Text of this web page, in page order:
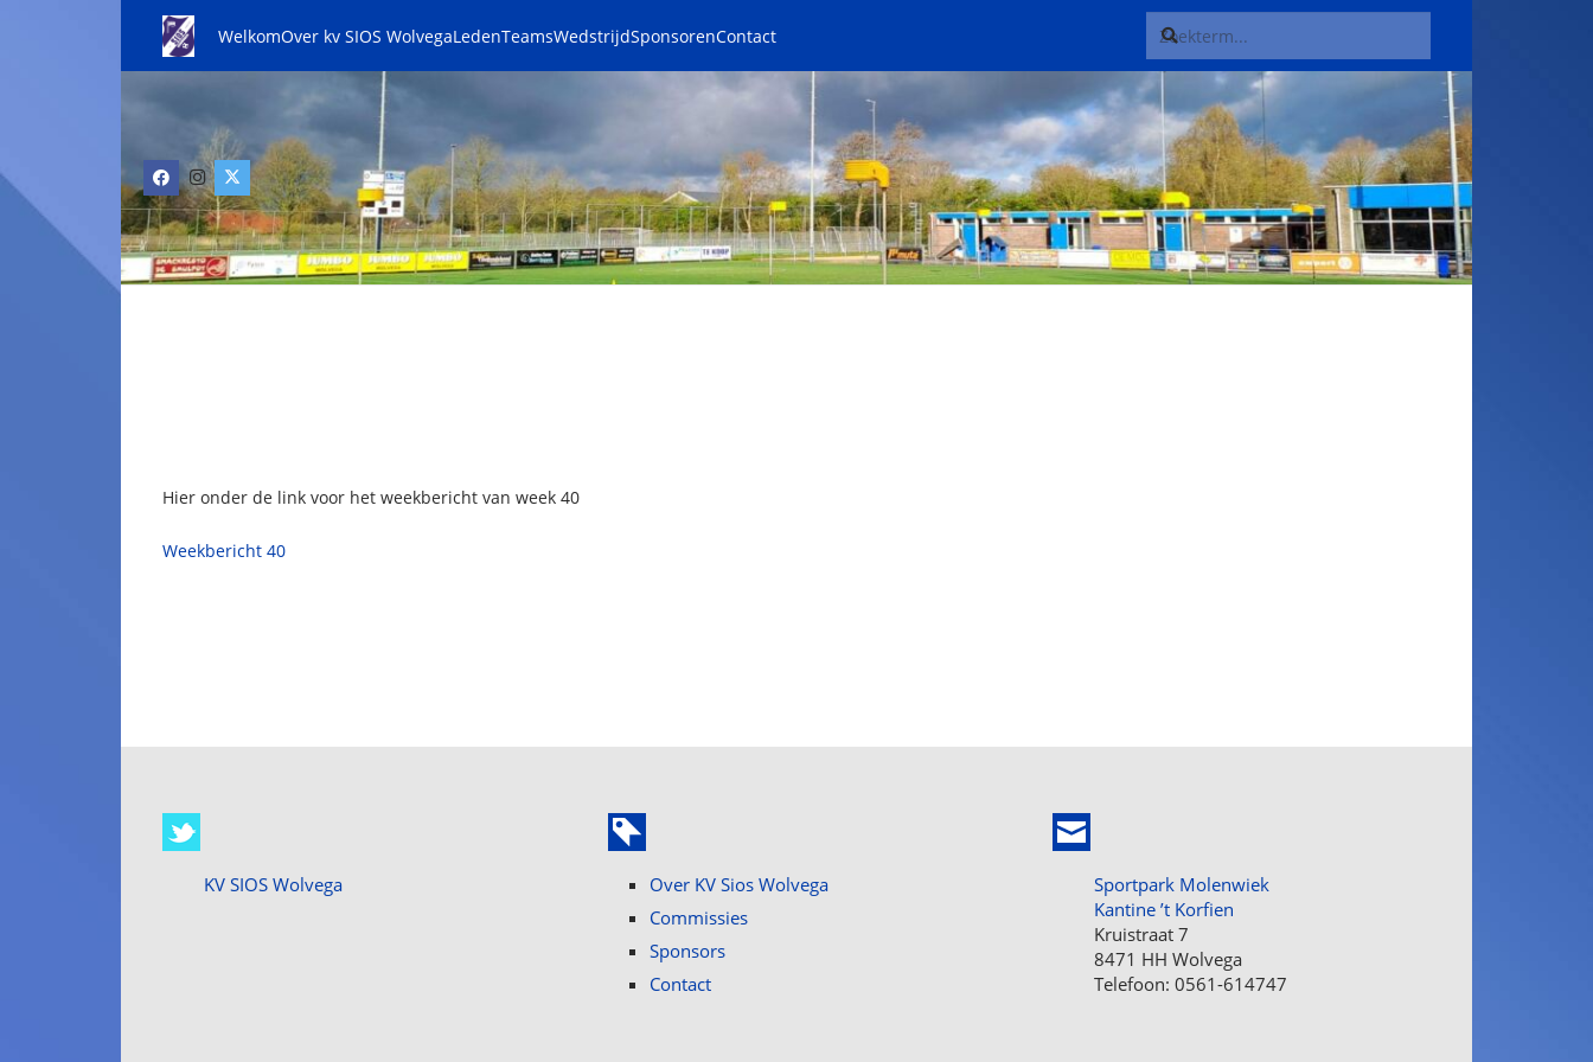
WelkomOver kv SIOS WolvegaLedenTeamsWedstrijdSponsorenContact
Hier onder de link voor het weekbericht van week 40
Weekbericht 40
KV SIOS Wolvega
Over KV Sios Wolvega
Commissies
Sponsors
Contact
Sportpark Molenwiek
Kantine ’t Korfien
Kruistraat 7
8471 HH Wolvega
Telefoon: 0561-614747